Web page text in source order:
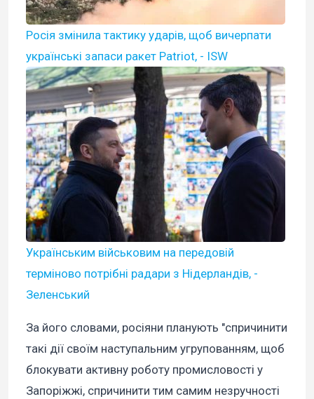
Росія змінила тактику ударів, щоб вичерпати
українські запаси ракет Patriot, - ISW
Українським військовим на передовій
терміново потрібні радари з Нідерландів, -
Зеленський
За його словами, росіяни планують "спричинити
такі дії своїм наступальним угрупованням, щоб
блокувати активну роботу промисловості у
Запоріжжі, спричинити тим самим незручності